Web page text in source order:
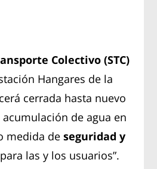
Colectivo (STC)
Hangares de la
cerrada hasta nuevo
de agua en
medida deseguridad y
para las y los usuarios”.